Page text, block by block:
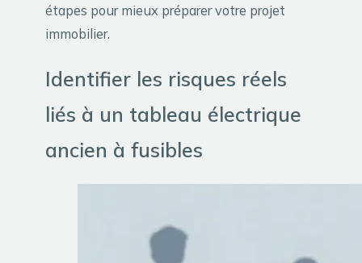
étapes pour mieux préparer votre projet
immobilier.
Identifier les risques réels
liés à un tableau électrique
ancien à fusibles